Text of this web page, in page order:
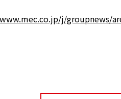
j/groupnews/